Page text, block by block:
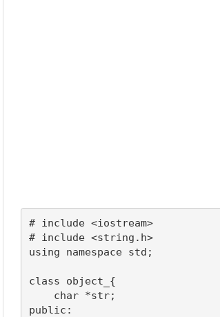
# include <iostream>
# include <string.h>
using namespace std;
class object_{
    char *str;
public: